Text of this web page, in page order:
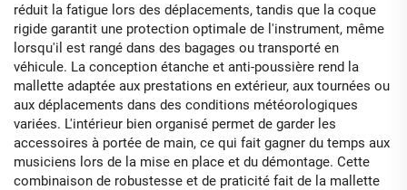
réduit la fatigue lors des déplacements, tandis que la coque
rigide garantit une protection optimale de l'instrument, même
lorsqu'il est rangé dans des bagages ou transporté en
véhicule. La conception étanche et anti-poussière rend la
mallette adaptée aux prestations en extérieur, aux tournées ou
aux déplacements dans des conditions météorologiques
variées. L'intérieur bien organisé permet de garder les
accessoires à portée de main, ce qui fait gagner du temps aux
musiciens lors de la mise en place et du démontage. Cette
combinaison de robustesse et de praticité fait de la mallette